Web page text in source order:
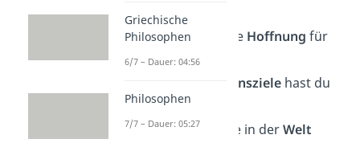
Was ist deine größte Hoffnung für
die Zukunft?
Lebenszielehast du
bereits erreicht?
Wenn du eine Sache in derWelt
Griechische
Philosophen
6/7 – Dauer: 04:56
Philosophen
7/7 – Dauer: 05:27